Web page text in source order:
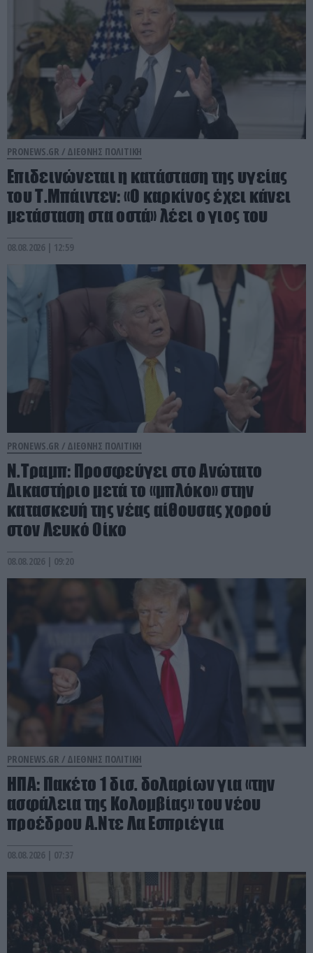
PRONEWS.GR / ΔΙΕΘΝΗΣ ΠΟΛΙΤΙΚΗ
Επιδεινώνεται η κατάσταση της υγείας
του Τ.Μπάιντεν: «Ο καρκίνος έχει κάνει
μετάσταση στα οστά» λέει ο γιος του
08.08.2026 | 12:59
PRONEWS.GR / ΔΙΕΘΝΗΣ ΠΟΛΙΤΙΚΗ
Ν.Τραμπ: Προσφεύγει στο Ανώτατο
Δικαστήριο μετά το «μπλόκο» στην
κατασκευή της νέας αίθουσας χορού
στον Λευκό Οίκο
08.08.2026 | 09:20
PRONEWS.GR / ΔΙΕΘΝΗΣ ΠΟΛΙΤΙΚΗ
ΗΠΑ: Πακέτο 1 δισ. δολαρίων για «την
ασφάλεια της Κολομβίας» του νέου
προέδρου Α.Ντε Λα Εσπριέγια
08.08.2026 | 07:37